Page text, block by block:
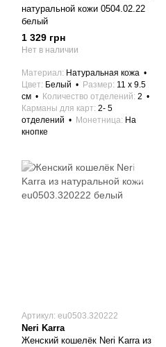
натуральной кожи 0504.02.22
белый
1 329 грн
Нет в наличии
Материал
Натуральная кожа
Цвет
Белый Размер 11 x 9.5
см
Количество отделений 2
Карманы для карт 2- 5
отделений
Монетница На
кнопке
Артикул: eu0503.320222
Neri Karra
Женский кошелёк Neri Karra из